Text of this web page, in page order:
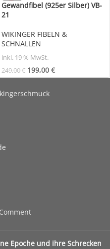
Gewandfibel (925er Silber) VB-
21
WIKINGER FIBELN &
SCHNALLEN
inkl. 19 % MwSt.
249,00€ 199,00 €
Epoche und ihre Schrecken